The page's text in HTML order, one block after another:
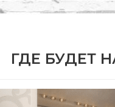
ГДЕ БУДЕТ